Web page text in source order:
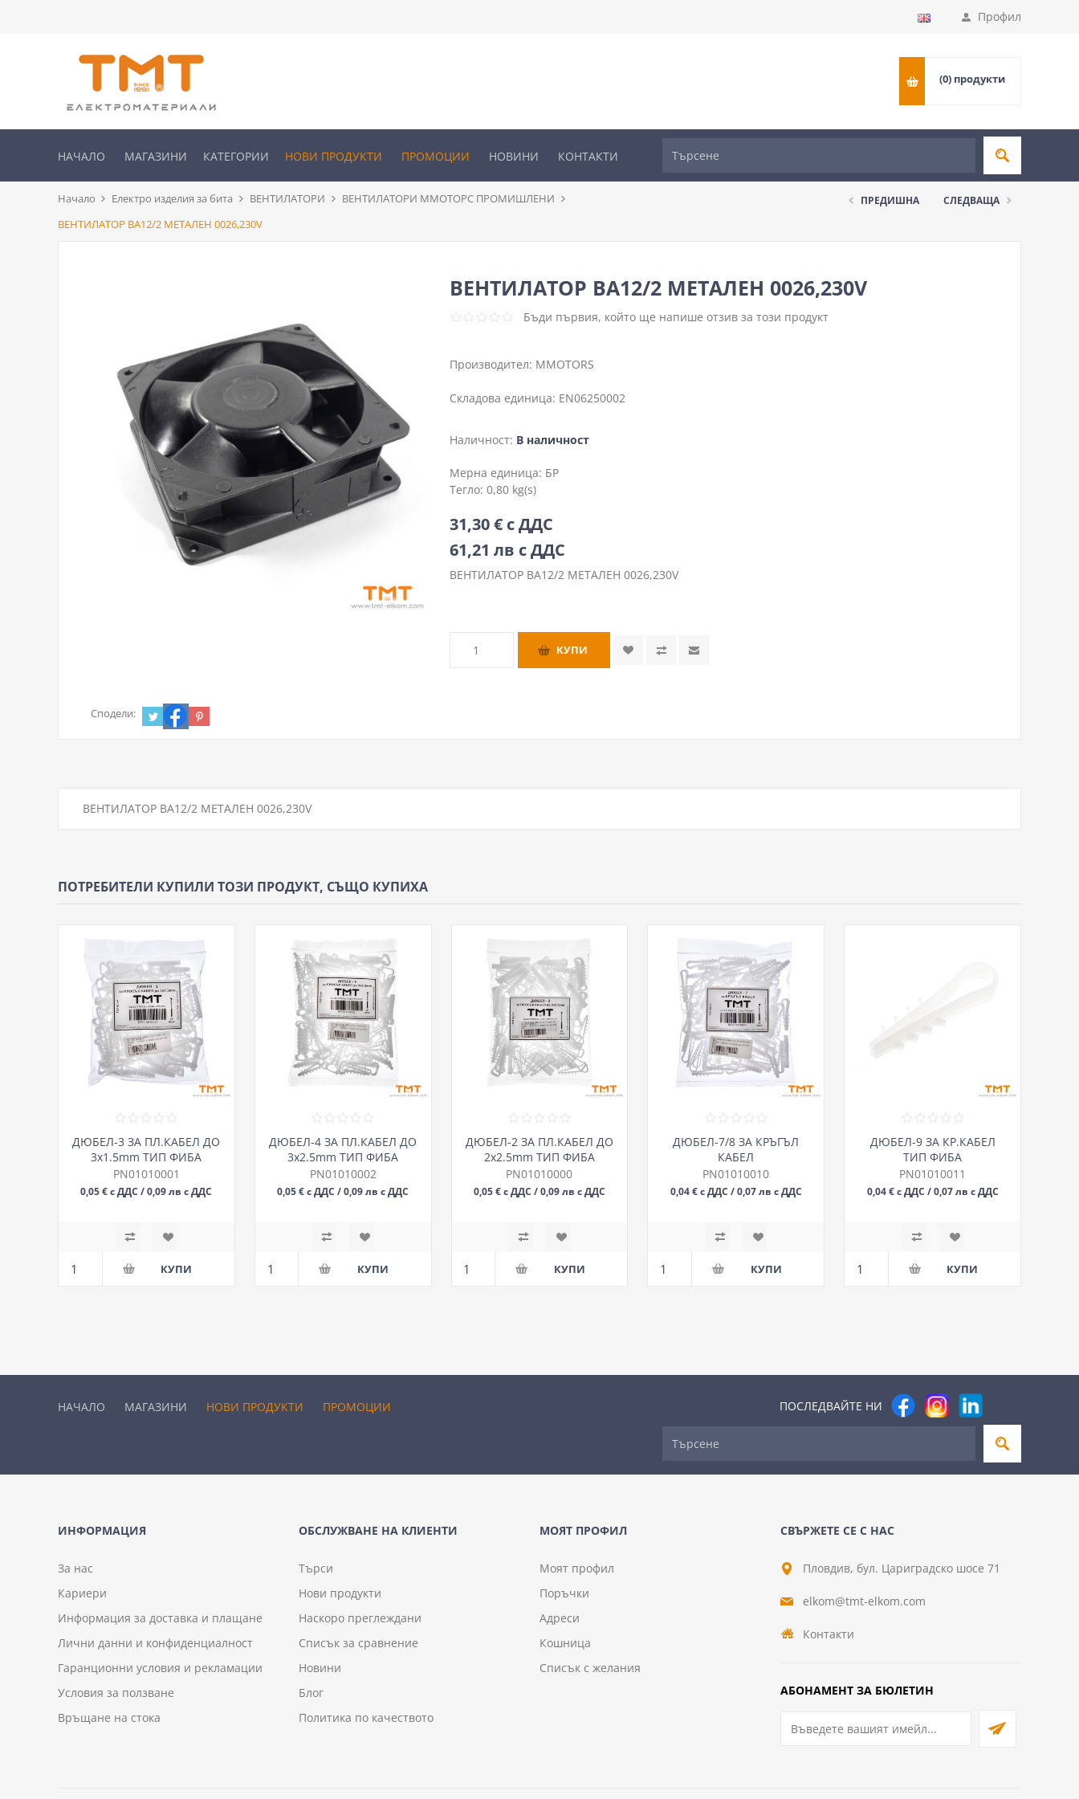
Профил
(0) продукти
НАЧАЛО МАГАЗИНИ КАТЕГОРИИ НОВИ ПРОДУКТИ ПРОМОЦИИ НОВИНИ КОНТАКТИ
Начало Електро изделия за бита ВЕНТИЛАТОРИ
ВЕНТИЛАТОРИ ММОТОРС ПРОМИШЛЕНИ
ВЕНТИЛАТОР ВА12/2 МЕТАЛЕН 0026,230V
ПРЕДИШНА СЛЕДВАЩА
ВЕНТИЛАТОР ВА12/2 МЕТАЛЕН 0026,230V
Бъди първия, който ще напише отзив за този продукт
Производител: MMOTORS
Складова единица: EN06250002
Наличност: В наличност
Мерна единица: БР
Тегло:0,80 kg(s)
31,30 € с ДДС
61,21 лв с ДДС
ВЕНТИЛАТОР ВА12/2 МЕТАЛЕН 0026,230V
Сподели:
ВЕНТИЛАТОР ВА12/2 МЕТАЛЕН 0026,230V
ПОТРЕБИТЕЛИ КУПИЛИ ТОЗИ ПРОДУКТ, СЪЩО КУПИХА
ДЮБЕЛ-3 ЗА ПЛ.КАБЕЛ ДО
3х1.5mm ТИП ФИБА
PN01010001
0,05 € с ДДС / 0,09 лв с ДДС
ДЮБЕЛ-4 ЗА ПЛ.КАБЕЛ ДО
3х2.5mm ТИП ФИБА
PN01010002
0,05 € с ДДС / 0,09 лв с ДДС
ДЮБЕЛ-2 ЗА ПЛ.КАБЕЛ ДО
2х2.5mm ТИП ФИБА
PN01010000
0,05 € с ДДС / 0,09 лв с ДДС
ДЮБЕЛ-7/8 ЗА КРЪГЪЛ
КАБЕЛ
PN01010010
0,04 € с ДДС / 0,07 лв с ДДС
ДЮБЕЛ-9 ЗА КР.КАБЕЛ
ТИП ФИБА
PN01010011
0,04 € с ДДС / 0,07 лв с ДДС
ПОСЛЕДВАЙТЕ НИ
НАЧАЛО МАГАЗИНИ НОВИ ПРОДУКТИ ПРОМОЦИИ
ИНФОРМАЦИЯ
За нас
Кариери
Информация за доставка и плащане
Лични данни и конфиденциалност
Гаранционни условия и рекламации
Условия за ползване
Връщане на стока
ОБСЛУЖВАНЕ НА КЛИЕНТИ
Търси
Нови продукти
Наскоро преглеждани
Списък за сравнение
Новини
Блог
Политика по качеството
МОЯТ ПРОФИЛ
Моят профил
Поръчки
Адреси
Кошница
Списък с желания
СВЪРЖЕТЕ СЕ С НАС
Пловдив, бул. Цариградско шосе 71
elkom@tmt-elkom.com
Контакти
АБОНАМЕНТ ЗА БЮЛЕТИН